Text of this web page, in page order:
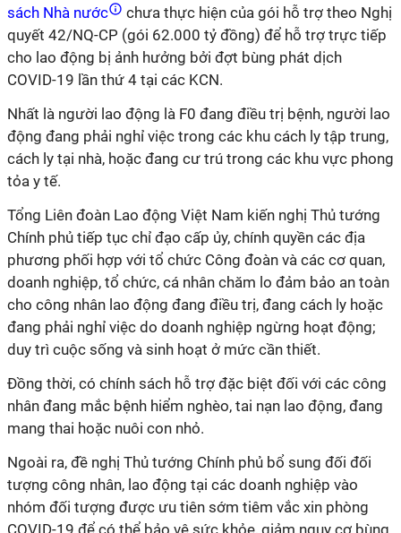
sách Nhà nước
chưa thực hiện của gói hỗ trợ theo Nghị
quyết 42/NQ-CP (gói 62.000 tỷ đồng) để hỗ trợ trực tiếp
cho lao động bị ảnh hưởng bởi đợt bùng phát dịch
COVID-19 lần thứ 4 tại các KCN.
Nhất là người lao động là F0 đang điều trị bệnh, người lao
động đang phải nghỉ việc trong các khu cách ly tập trung,
cách ly tại nhà, hoặc đang cư trú trong các khu vực phong
tỏa y tế.
Tổng Liên đoàn Lao động Việt Nam kiến nghị Thủ tướng
Chính phủ tiếp tục chỉ đạo cấp ủy, chính quyền các địa
phương phối hợp với tổ chức Công đoàn và các cơ quan,
doanh nghiệp, tổ chức, cá nhân chăm lo đảm bảo an toàn
cho công nhân lao động đang điều trị, đang cách ly hoặc
đang phải nghỉ việc do doanh nghiệp ngừng hoạt động;
duy trì cuộc sống và sinh hoạt ở mức cần thiết.
Đồng thời, có chính sách hỗ trợ đặc biệt đối với các công
nhân đang mắc bệnh hiểm nghèo, tai nạn lao động, đang
mang thai hoặc nuôi con nhỏ.
Ngoài ra, đề nghị Thủ tướng Chính phủ bổ sung đối đối
tượng công nhân, lao động tại các doanh nghiệp vào
nhóm đối tượng được ưu tiên sớm tiêm vắc xin phòng
COVID-19 để có thể bảo vệ sức khỏe, giảm nguy cơ bùng